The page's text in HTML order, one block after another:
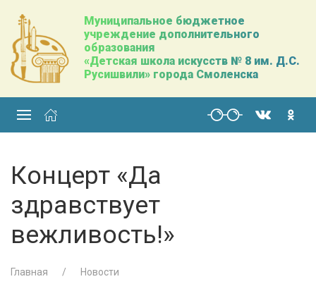
Муниципальное бюджетное
учреждение дополнительного
образования
«Детская школа искусств № 8 им. Д.С.
Русишвили» города Смоленска
Концерт «Да
здравствует
вежливость!»
Главная Новости